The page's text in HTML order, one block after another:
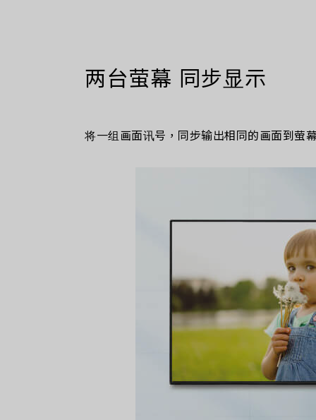
两台萤幕 同步显示
将一组画面讯号，同步输出相同的画面到萤